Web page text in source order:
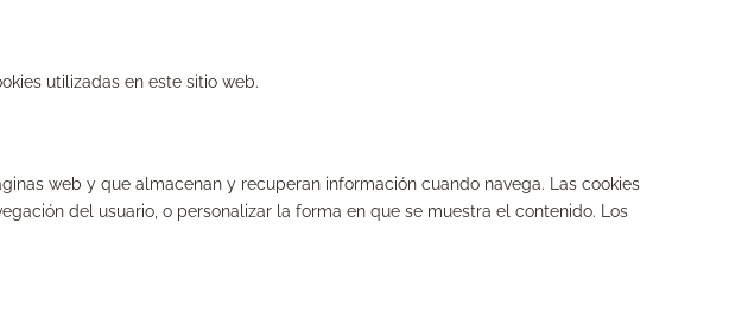
utilizadas en este sitio web.
web y que almacenan y recuperan información cuando navega. Las cookies
del usuario, o personalizar la forma en que se muestra el contenido. Los